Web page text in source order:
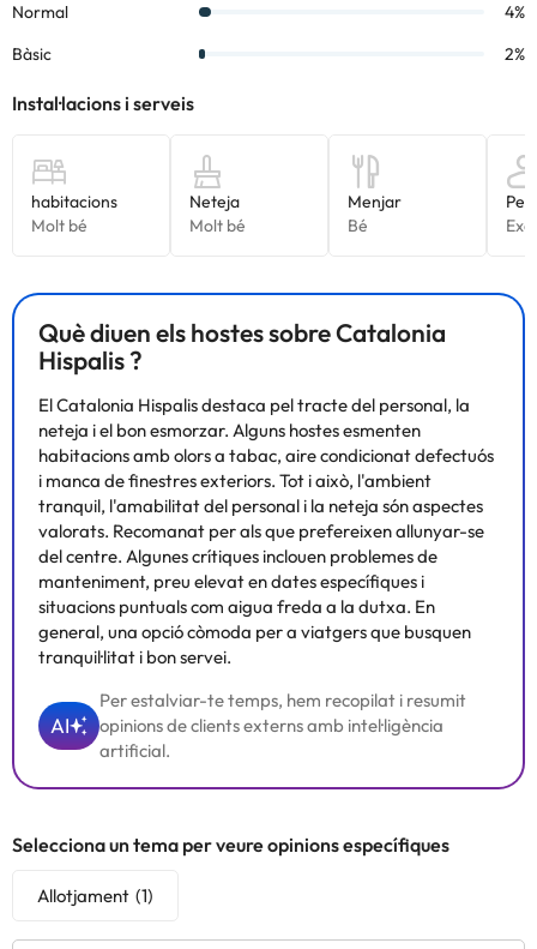
Què diuen els hostes sobre Catalonia
Hispalis ?
El Catalonia Hispalis destaca pel tracte del personal, la
neteja i el bon esmorzar. Alguns hostes esmenten
habitacions amb olors a tabac, aire condicionat defectuós
i manca de finestres exteriors. Tot i això, l'ambient
tranquil, l'amabilitat del personal i la neteja són aspectes
valorats. Recomanat per als que prefereixen allunyar-se
del centre. Algunes crítiques inclouen problemes de
manteniment, preu elevat en dates específiques i
situacions puntuals com aigua freda a la dutxa. En
general, una opció còmoda per a viatgers que busquen
tranquil·litat i bon servei.
AI
Per estalviar-te temps, hem recopilat i resumit
opinions de clients externs amb intel·ligència
artificial.
Selecciona un tema per veure opinions específiques
Allotjament (1)